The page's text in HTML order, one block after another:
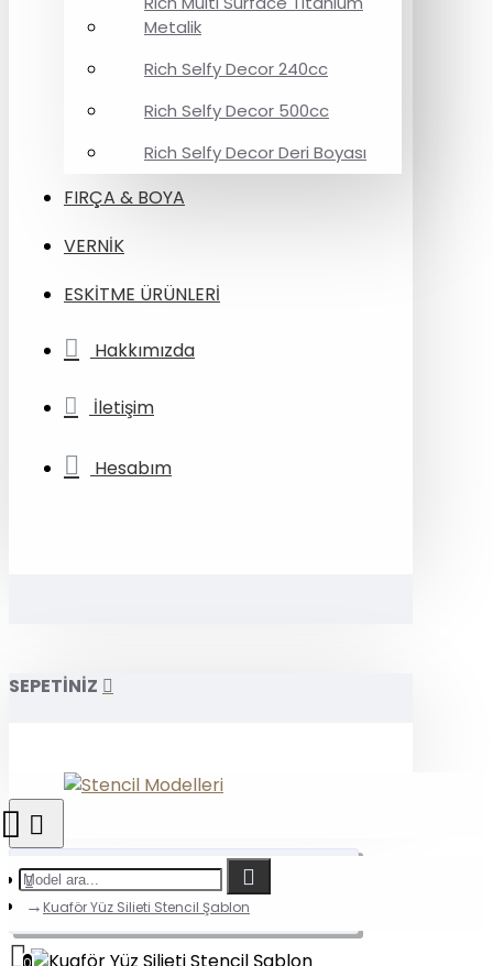
Metalik
Rich Selfy Decor 240cc
Rich Selfy Decor 500cc
Rich Selfy Decor Deri Boyası
FIRÇA & BOYA
VERNİK
ESKİTME ÜRÜNLERİ
Hakkımızda
İletişim
Hesabım
SEPETİNİZ
Kuaför Yüz Silieti Stencil Şablon